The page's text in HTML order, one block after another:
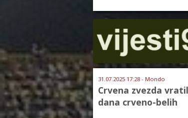
31.07.2025 17:28 - Mondo
Crvena zvezda
dana crveno-belih